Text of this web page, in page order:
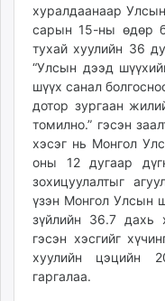
mminfo.mn
ugluu.mn
urlag.mn
unen.mn
asu.mn
shudarga.mn
shuurhai.mn
unuudur.mn
isee.mn
mglradio.com
fact.mn
itoim.mn
хуралдаанаар
сарын 15-ны өдөр
тухай хуулийн 36
“Улсын дээд
шүүх санал
дотор зургаан
томилно.” гэсэн
хэсэг нь Монгол
оны 12 дугаар
зохицуулалтыг
үзэн Монгол Улсын
зүйлийн 36.7 дахь
гэсэн хэсгийг
хуулийн цэцийн
гаргалаа.